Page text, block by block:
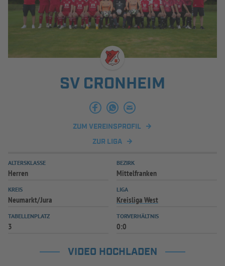
SPIELBETRIEB & VERBANDSLEBEN
INFOTHEK SPIELPLUS
SV CRONHEIM
ZUM VEREINSPROFIL
ZUR LIGA
ALTERSKLASSE
Herren
BEZIRK
Mittelfranken
KREIS
Neumarkt/Jura
LIGA
Kreisliga West
TABELLENPLATZ
3
TORVERHÄLTNIS
0:0
VIDEO HOCHLADEN